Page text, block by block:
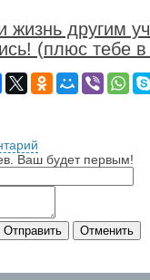
жизнь другим
(плюс тебе
Ваш будет первым!